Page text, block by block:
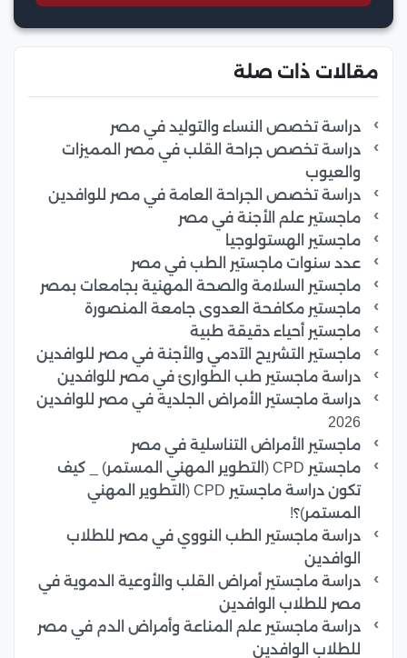
مقالات ذات صلة
دراسة تخصص النساء والتوليد في مصر
دراسة تخصص جراحة القلب في مصر المميزات
والعيوب
دراسة تخصص الجراحة العامة في مصر للوافدين
ماجستير علم الأجنة في مصر
ماجستير الهستولوجيا
عدد سنوات ماجستير الطب في مصر
ماجستير السلامة والصحة المهنية بجامعات بمصر
ماجستير مكافحة العدوى جامعة المنصورة
ماجستير أحياء دقيقة طبية
ماجستير التشريح الآدمي والأجنة في مصر للوافدين
دراسة ماجستير طب الطوارئ في مصر للوافدين
دراسة ماجستير الأمراض الجلدية في مصر للوافدين
2026
ماجستير الأمراض التناسلية في مصر
ماجستير CPD (التطوير المهني المستمر) _ كيف
تكون دراسة ماجستير CPD (التطوير المهني
المستمر)؟!
دراسة ماجستير الطب النووي في مصر للطلاب
الوافدين
دراسة ماجستير أمراض القلب والأوعية الدموية في
مصر للطلاب الوافدين
دراسة ماجستير علم المناعة وأمراض الدم في مصر
للطلاب الوافدين